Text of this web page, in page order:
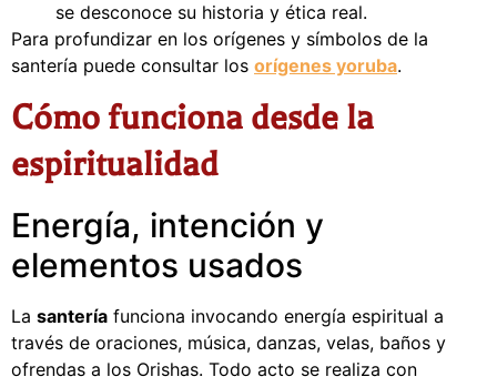
se desconoce su historia y ética real.
Para profundizar en los orígenes y símbolos de la
santería puede consultar los orígenes yoruba.
Cómo funciona desde la
espiritualidad
Energía, intención y
elementos usados
La santería funciona invocando energía espiritual a
través de oraciones, música, danzas, velas, baños y
ofrendas a los Orishas. Todo acto se realiza con